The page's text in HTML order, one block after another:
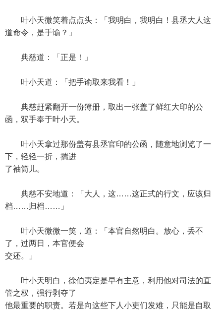
叶小天微笑着点点头：「我明白，我明白！县丞大人这
道命令，是手谕？」
典慈道：「正是！」
叶小天道：「把手谕取来我看！」
典慈赶紧翻开一份簿册，取出一张盖了鲜红大印的公
函，双手奉于叶小天。
叶小天拿过那份盖有县丞官印的公函，随意地浏览了一
下，轻轻一折，揣进
了袖筒儿。
典慈不安地道：「大人，这……这正式的行文，应该归
档……归档……」
叶小天微微一笑，道：「本官自然明白。放心，丢不
了，过两日，本官便会
交还。」
叶小天明白，徐伯夷定是早有主意，利用他对司法的直
管之权，强行剥夺了
他最重要的职责。若是向这些下人小吏们发难，只能是自取